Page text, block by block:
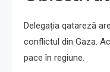
Delegația qatareză
conflictul din Gaza.
pace în regiune.